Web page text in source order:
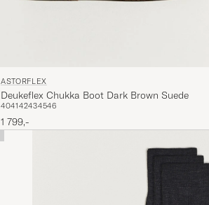
ASTORFLEX
Deukeflex Chukka Boot Dark Brown Suede
404142434546
1 799,-